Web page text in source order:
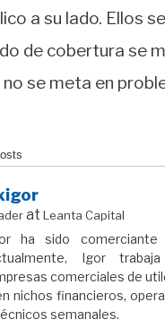
a su lado. Ellos
de cobertura se
se meta en
at Leanta Capital
ha sido comerciante
Igor
comerciales de
nichos financieros,
semanales.